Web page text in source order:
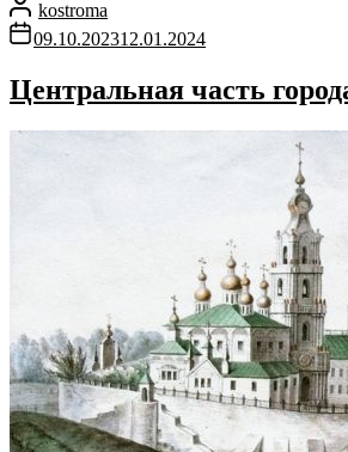
kostroma
09.10.202312.01.2024
Центральная часть